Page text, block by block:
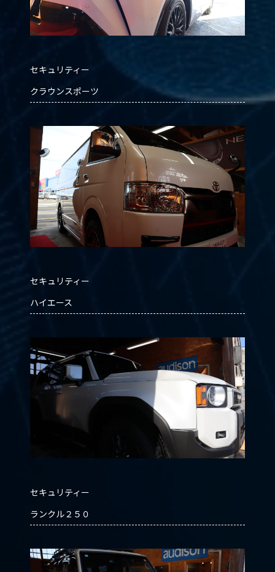
セキュリティー
クラウンスポーツ
セキュリティー
ハイエース
セキュリティー
ランクル２５０